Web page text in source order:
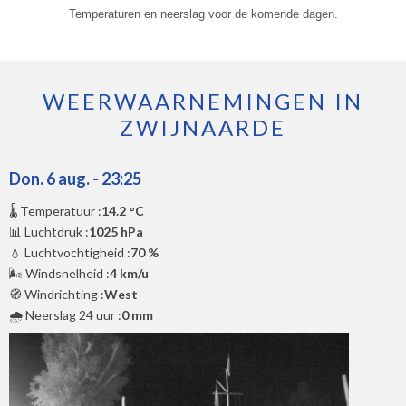
Temperaturen en neerslag voor de komende dagen.
WEERWAARNEMINGEN IN
ZWIJNAARDE
Don. 6 aug. - 23:25
🌡️ Temperatuur :14.2 °C
📊 Luchtdruk :1025 hPa
💧 Luchtvochtigheid :70 %
🌬️ Windsnelheid :4 km/u
🧭 Windrichting :West
🌧️ Neerslag 24 uur :0 mm